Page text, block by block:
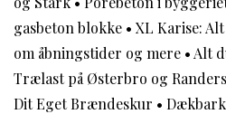
gasbeton blokke • XL Karise:
om åbningstider og mere • Alt
Trælast på Østerbro og
Dit Eget Brændeskur •